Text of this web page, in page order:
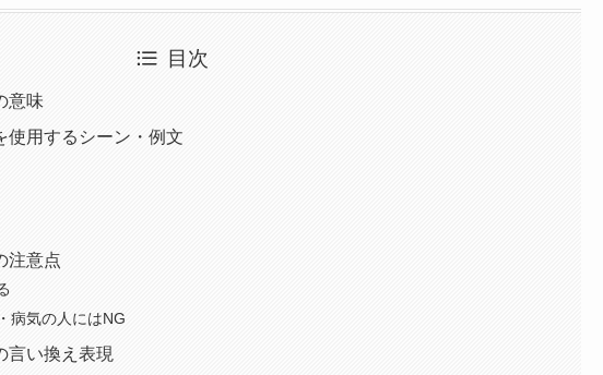
目次
意味
使用するシーン・例文
注意点
病気の人にはNG
言い換え表現